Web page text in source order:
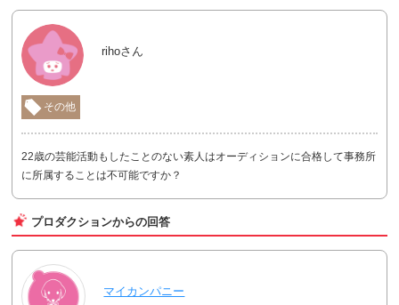
rihoさん
その他
22歳の芸能活動もしたことのない素人はオーディションに合格して事務所
に所属することは不可能ですか？
プロダクションからの回答
マイカンパニー